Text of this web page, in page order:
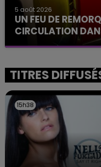
5 août 2026
UN FEU DE
CIRCULATION
Un feu de remorque
TITRES
15h38
15h38